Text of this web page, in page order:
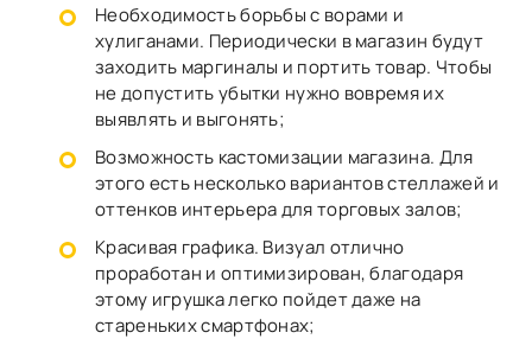
Необходимость борьбы с ворами и
хулиганами. Периодически в магазин будут
заходить маргиналы и портить товар. Чтобы
не допустить убытки нужно вовремя их
выявлять и выгонять;
Возможность кастомизации магазина. Для
этого есть несколько вариантов стеллажей и
оттенков интерьера для торговых залов;
Красивая графика. Визуал отлично
проработан и оптимизирован, благодаря
этому игрушка легко пойдет даже на
стареньких смартфонах;